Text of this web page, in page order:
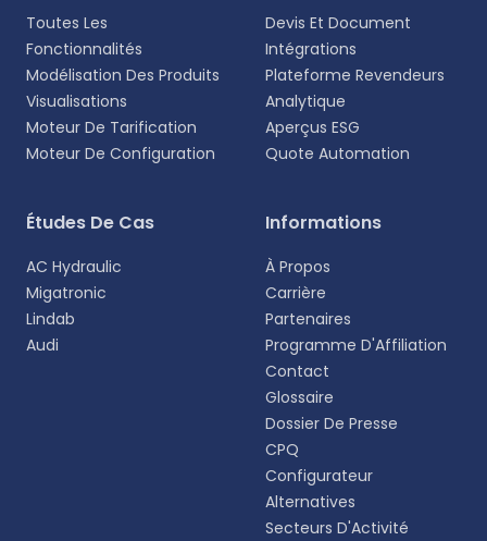
Toutes Les
Fonctionnalités
Modélisation Des Produits
Visualisations
Moteur De Tarification
Moteur De Configuration
Devis Et Document
Intégrations
Plateforme Revendeurs
Analytique
Aperçus ESG
Quote Automation
Études De Cas
AC Hydraulic
Migatronic
Lindab
Audi
Informations
À Propos
Carrière
Partenaires
Programme D'Affiliation
Contact
Glossaire
Dossier De Presse
CPQ
Configurateur
Alternatives
Secteurs D'Activité